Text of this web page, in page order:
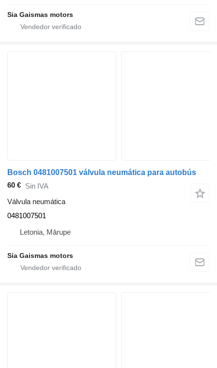
Sia Gaismas motors
Bosch 0481007501 válvula neumática para autobús
60 € Sin IVA
Válvula neumática
0481007501
Letonia, Mārupe
Sia Gaismas motors